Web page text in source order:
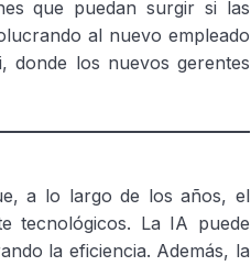
que puedan surgir si las
al nuevo empleado
donde los nuevos gerentes
a lo largo de los años, el
tecnológicos. La IA puede
la eficiencia. Además, la